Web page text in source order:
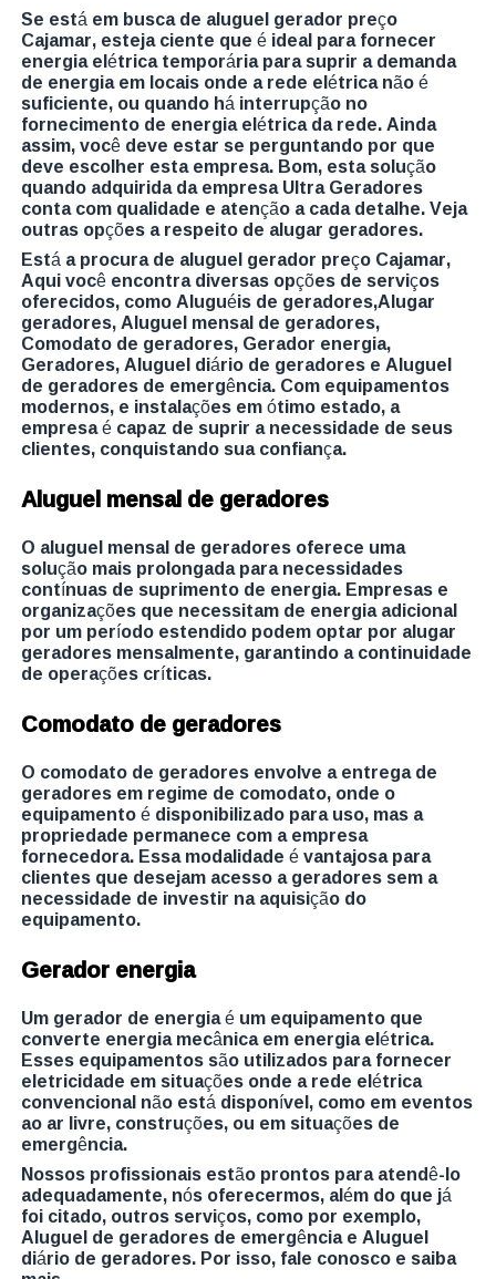
Se está em busca de aluguel gerador preço
Cajamar, esteja ciente que é ideal para fornecer
energia elétrica temporária para suprir a demanda
de energia em locais onde a rede elétrica não é
suficiente, ou quando há interrupção no
fornecimento de energia elétrica da rede. Ainda
assim, você deve estar se perguntando por que
deve escolher esta empresa. Bom, esta solução
quando adquirida da empresa Ultra Geradores
conta com qualidade e atenção a cada detalhe. Veja
outras opções a respeito de alugar geradores.
Está a procura de aluguel gerador preço Cajamar,
Aqui você encontra diversas opções de serviços
oferecidos, como Aluguéis de geradores,Alugar
geradores, Aluguel mensal de geradores,
Comodato de geradores, Gerador energia,
Geradores, Aluguel diário de geradores e Aluguel
de geradores de emergência. Com equipamentos
modernos, e instalações em ótimo estado, a
empresa é capaz de suprir a necessidade de seus
clientes, conquistando sua confiança.
Aluguel mensal de geradores
O aluguel mensal de geradores oferece uma
solução mais prolongada para necessidades
contínuas de suprimento de energia. Empresas e
organizações que necessitam de energia adicional
por um período estendido podem optar por alugar
geradores mensalmente, garantindo a continuidade
de operações críticas.
Comodato de geradores
O comodato de geradores envolve a entrega de
geradores em regime de comodato, onde o
equipamento é disponibilizado para uso, mas a
propriedade permanece com a empresa
fornecedora. Essa modalidade é vantajosa para
clientes que desejam acesso a geradores sem a
necessidade de investir na aquisição do
equipamento.
Gerador energia
Um gerador de energia é um equipamento que
converte energia mecânica em energia elétrica.
Esses equipamentos são utilizados para fornecer
eletricidade em situações onde a rede elétrica
convencional não está disponível, como em eventos
ao ar livre, construções, ou em situações de
emergência.
Nossos profissionais estão prontos para atendê-lo
adequadamente, nós oferecermos, além do que já
foi citado, outros serviços, como por exemplo,
Aluguel de geradores de emergência e Aluguel
diário de geradores. Por isso, fale conosco e saiba